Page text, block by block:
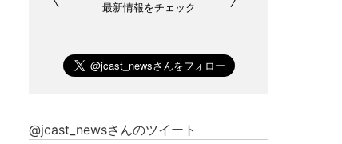
最新情報をチェック
@jcast_newsさんのツイート